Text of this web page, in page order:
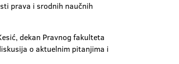
prava i srodnih naučnih
dekan Pravnog fakulteta
o aktuelnim pitanjima i